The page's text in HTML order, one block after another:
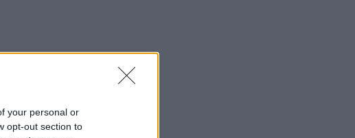
your personal or
opt-out section to